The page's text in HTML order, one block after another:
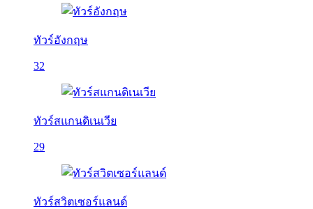
ทัวร์อังกฤษ
32
ทัวร์สแกนดิเนเวีย
29
ทัวร์สวิตเซอร์แลนด์